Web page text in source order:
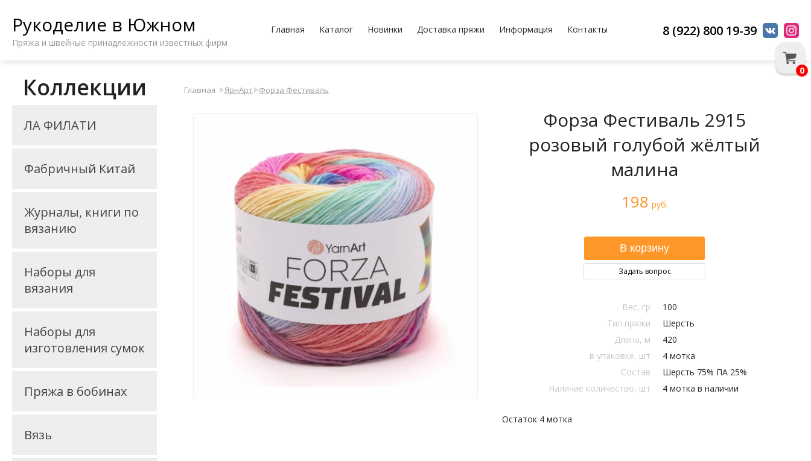
Рукоделие в Южном
Пряжа и швейные принадлежности известных фирм
Главная Каталог Новинки Доставка пряжи Информация Контакты 8 (922) 800 19-39
Коллекции
ЛА ФИЛАТИ
Фабричный Китай
Журналы, книги по
вязанию
Наборы для
вязания
Наборы для
изготовления сумок
Пряжа в бобинах
Вязь
Главная ЯрнАрт Форза Фестиваль
Форза Фестиваль 2915
розовый голубой жёлтый
малина
198 руб.
Задать вопрос
Вес, гр
100
Тип пряжи
Шерсть
Длина, м
420
в упаковке, шт
4 мотка
Состав
Шерсть 75% ПА 25%
Наличие количество, шт
4 мотка в наличии
Остаток 4 мотка
0